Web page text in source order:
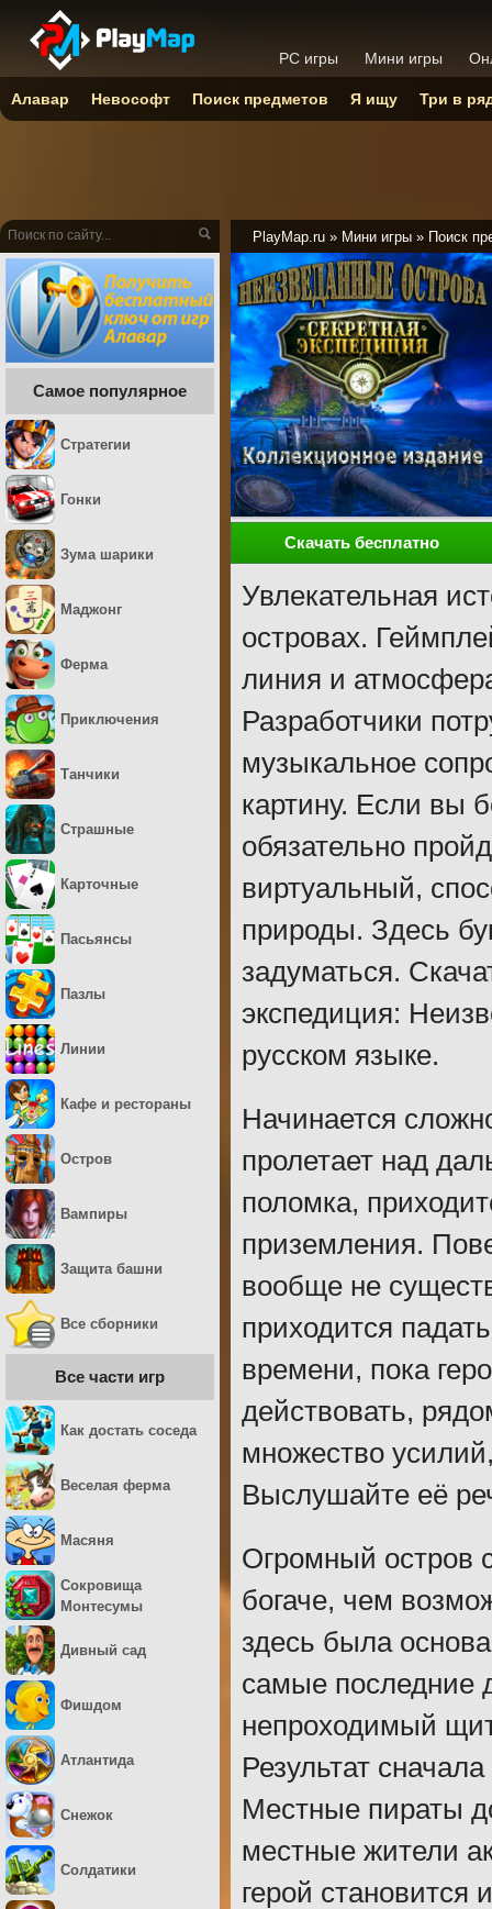
PlayMap.ru » Мини игры » Поиск
Скачать бесплатно
Увлекательная
островах.
линия и
Разработчики
музыкальное
картину. Если вы
обязательно
виртуальный,
природы. Здесь
задуматься.
экспедиция:
русском языке.
Начинается
пролетает над
поломка,
приземления.
вообще не
приходится
времени, пока
действовать,
множество
Выслушайте её
Огромный остров
богаче, чем
здесь была
самые последние
непроходимый
Результат
Местные пираты
местные жители
герой становится
Самое популярное
Стратегии
Гонки
Зума шарики
Маджонг
Ферма
Приключения
Танчики
Страшные
Карточные
Пасьянсы
Пазлы
Линии
Кафе и рестораны
Остров
Вампиры
Защита башни
Все сборники
Все части игр
Как достать соседа
Веселая ферма
Масяня
Сокровища
Монтесумы
Дивный сад
Фишдом
Атлантида
Снежок
Солдатики
PC игры Мини игры
Алавар Невософт Поиск предметов Я ищу Три в